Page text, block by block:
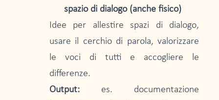
spazio di dialogo (anche fisico)
Idee per allestire spazi di dialogo,
usare il cerchio di parola, valorizzare
le voci di tutti e accogliere le
differenze.
Output: es. documentazione